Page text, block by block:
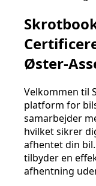
Øster-
Velkommen til
platform for
samarbejder
hvilket sikrer
afhentet din
tilbyder en
afhentning